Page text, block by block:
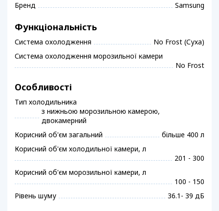
Бренд
Samsung
Функціональність
Система охолодження
No Frost (Суха)
Система охолодження морозильної камери
No Frost
Особливості
Тип холодильника
з нижньою морозильною камерою,
двокамерний
Корисний об'єм загальний
більше 400 л
Корисний об'єм холодильної камери, л
201 - 300
Корисний об'єм морозильної камери, л
100 - 150
Рівень шуму
36.1- 39 дБ